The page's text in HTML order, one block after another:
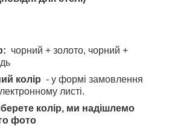
чорний + золото, чорний +
колір - у формі замовлення
листі.
колір, ми надішлемо
фото